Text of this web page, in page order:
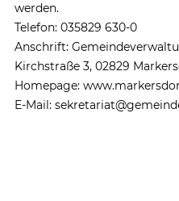
werden.
Telefon: 035829 630-0
Anschrift:
Kirchstraße 3, 02829
Homepage:
E-Mail: